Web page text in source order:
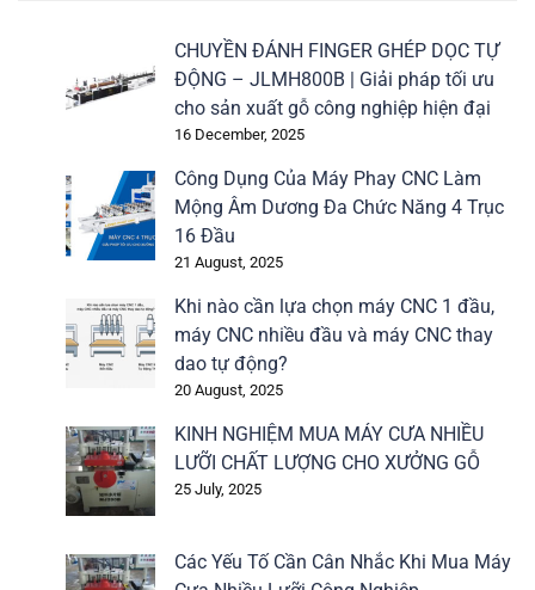
CHUYỀN ĐÁNH FINGER GHÉP DỌC TỰ
ĐỘNG – JLMH800B | Giải pháp tối ưu
cho sản xuất gỗ công nghiệp hiện đại
16 December, 2025
Công Dụng Của Máy Phay CNC Làm
Mộng Âm Dương Đa Chức Năng 4 Trục
16 Đầu
21 August, 2025
Khi nào cần lựa chọn máy CNC 1 đầu,
máy CNC nhiều đầu và máy CNC thay
dao tự động?
20 August, 2025
KINH NGHIỆM MUA MÁY CƯA NHIỀU
LƯỠI CHẤT LƯỢNG CHO XƯỞNG GỖ
25 July, 2025
Các Yếu Tố Cần Cân Nhắc Khi Mua Máy